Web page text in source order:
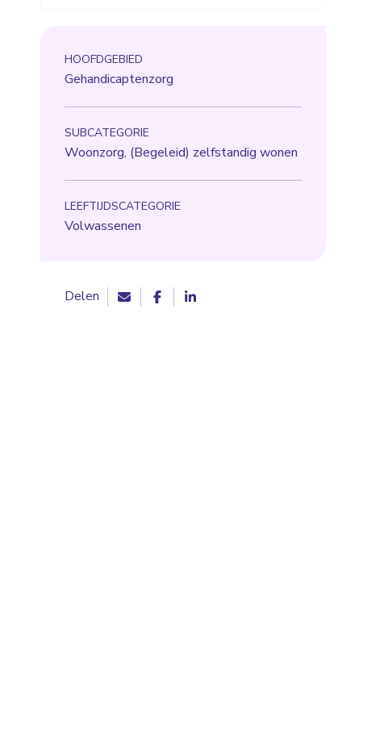
HOOFDGEBIED
Gehandicaptenzorg
SUBCATEGORIE
Woonzorg, (Begeleid) zelfstandig wonen
LEEFTIJDSCATEGORIE
Volwassenen
Delen